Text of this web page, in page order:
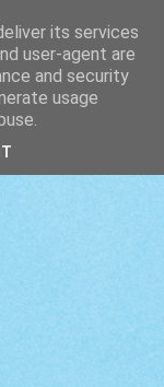
its services
user-agent are
and security
usage